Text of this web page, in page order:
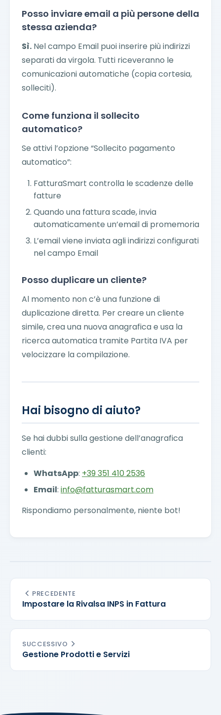
Posso inviare email a più persone della
stessa azienda?
Sì. Nel campo Email puoi inserire più indirizzi
separati da virgola. Tutti riceveranno le
comunicazioni automatiche (copia cortesia,
solleciti).
Come funziona il sollecito
automatico?
Se attivi l’opzione “Sollecito pagamento
automatico”:
FatturaSmart controlla le scadenze delle
fatture
Quando una fattura scade, invia
automaticamente un’email di promemoria
L’email viene inviata agli indirizzi configurati
nel campo Email
Posso duplicare un cliente?
Al momento non c’è una funzione di
duplicazione diretta. Per creare un cliente
simile, crea una nuova anagrafica e usa la
ricerca automatica tramite Partita IVA per
velocizzare la compilazione.
Hai bisogno di aiuto?
Se hai dubbi sulla gestione dell’anagrafica
clienti:
WhatsApp: +39 351 410 2536
Email: info@fatturasmart.com
Rispondiamo personalmente, niente bot!
PRECEDENTE
Impostare la Rivalsa INPS in Fattura
SUCCESSIVO
Gestione Prodotti e Servizi